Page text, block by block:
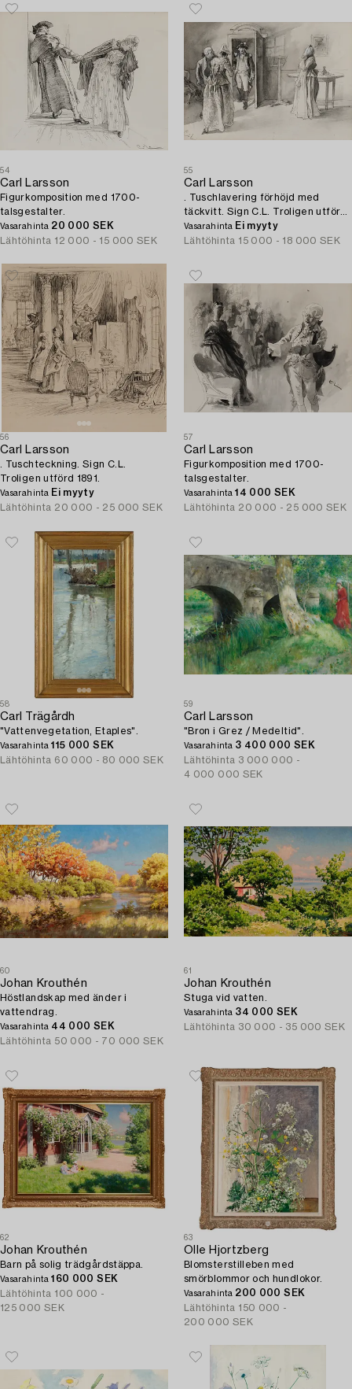
54
Carl Larsson
Figurkomposition med 1700-
talsgestalter.
Vasarahinta 20 000 SEK
Lähtöhinta 12 000 - 15 000 SEK
55
Carl Larsson
. Tuschlavering förhöjd med
täckvitt. Sign C.L. Troligen utförd
1891.
Vasarahinta Ei myyty
Lähtöhinta 15 000 - 18 000 SEK
56
Carl Larsson
. Tuschteckning. Sign C.L.
Troligen utförd 1891.
Vasarahinta Ei myyty
Lähtöhinta 20 000 - 25 000 SEK
57
Carl Larsson
Figurkomposition med 1700-
talsgestalter.
Vasarahinta14 000 SEK
Lähtöhinta 20 000 - 25 000 SEK
58
Carl Trägårdh
"Vattenvegetation, Etaples".
Vasarahinta115 000 SEK
Lähtöhinta 60 000 - 80 000 SEK
59
Carl Larsson
"Bron i Grez / Medeltid".
Vasarahinta 3 400 000 SEK
Lähtöhinta 3 000 000 -
4 000 000 SEK
60
Johan Krouthén
Höstlandskap med änder i
vattendrag.
Vasarahinta 44 000 SEK
Lähtöhinta 50 000 - 70 000 SEK
61
Johan Krouthén
Stuga vid vatten.
Vasarahinta 34 000 SEK
Lähtöhinta 30 000 - 35 000 SEK
62
Johan Krouthén
Barn på solig trädgårdstäppa.
Vasarahinta160 000 SEK
Lähtöhinta 100 000 -
125 000 SEK
63
Olle Hjortzberg
Blomsterstilleben med
smörblommor och hundlokor.
Vasarahinta 200 000 SEK
Lähtöhinta 150 000 -
200 000 SEK